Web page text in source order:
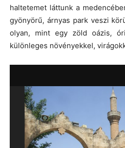
haltetemet láttunk a
gyönyörű, árnyas park veszi
olyan, mint egy zöld oázis,
különleges növényekkel,